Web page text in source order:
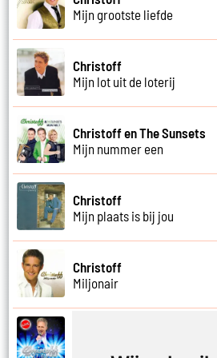
Mijn grootste liefde
Christoff
Mijn lot uit de loterij
Christoff en The Sunsets
Mijn nummer een
Christoff
Mijn plaats is bij jou
Christoff
Miljonair